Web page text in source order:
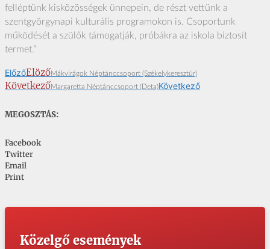
felléptünk kisközösségek ünnepein, de részt vettünk a
szentgyörgynapi kulturális programokon is. Csoportunk
működését a szülők támogatják, próbákra az iskola biztosít
termet.”
ElőzőElözőMákvirágok Néptánccsoport (Székelykeresztúr)
KövetkezőMargaretta Néptánccsoport (Deta)Következő
MEGOSZTÁS:
Facebook
Twitter
Email
Print
Közelgő események